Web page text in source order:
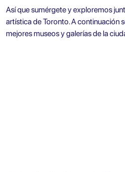
Así que sumérgete y exploremos
artística de Toronto. A continuación
mejores museos y galerías de la